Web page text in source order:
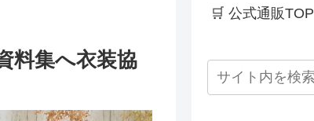
料集へ衣装協
🛒 公式通販TOP